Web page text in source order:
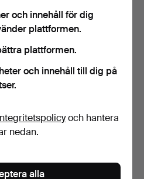
LENNART RODHE.
7 dagar
och innehåll för dig
plattformen.
plattformen.
och innehåll till dig på
och hantera
nedan.
alla